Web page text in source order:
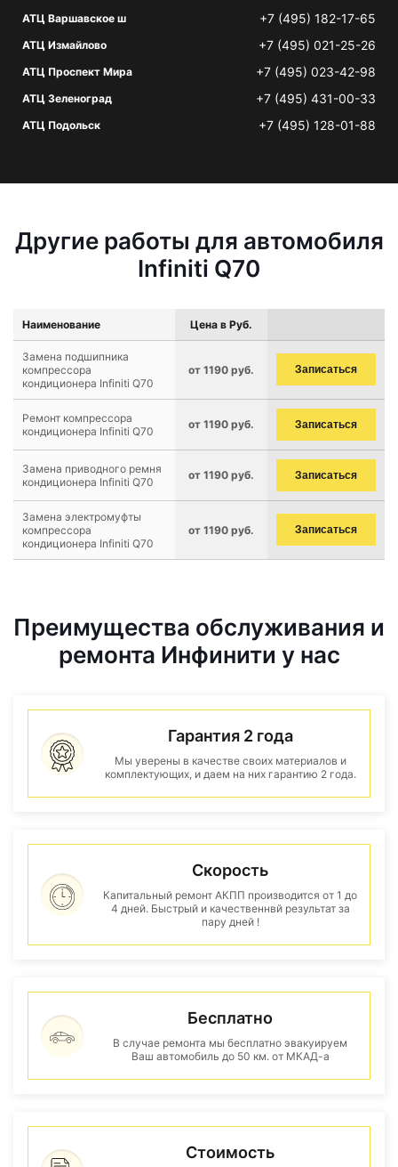
АТЦ Варшавское ш +7 (495) 182-17-65
АТЦ Измайлово +7 (495) 021-25-26
АТЦ Проспект Мира +7 (495) 023-42-98
АТЦ Зеленоград +7 (495) 431-00-33
АТЦ Подольск +7 (495) 128-01-88
Другие работы для автомобиля
Infiniti Q70
Наименование Цена в Руб.
Замена подшипника
компрессора
кондиционера Infiniti Q70
от 1190 руб. Записаться
Ремонт компрессора
кондиционера Infiniti Q70
от 1190 руб. Записаться
Замена приводного ремня
кондиционера Infiniti Q70
от 1190 руб. Записаться
Замена электромуфты
компрессора
кондиционера Infiniti Q70
от 1190 руб. Записаться
Преимущества обслуживания и
ремонта Инфинити у нас
Гарантия 2 года
Мы уверены в качестве своих материалов и
комплектующих, и даем на них гарантию 2 года.
Скорость
Капитальный ремонт АКПП производится от 1 до
4 дней. Быстрый и качественнвй результат за
пару дней !
Бесплатно
В случае ремонта мы бесплатно эвакуируем
Ваш автомобиль до 50 км. от МКАД-а
Стоимость